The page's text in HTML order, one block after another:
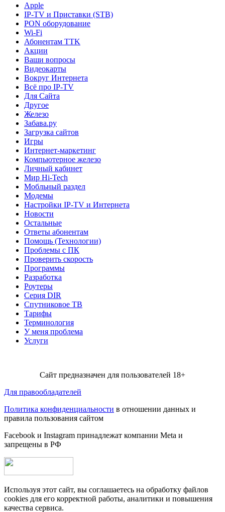
Apple
IP-TV и Приставки (STB)
PON оборудование
Wi-Fi
Абонентам TTK
Акции
Ваши вопросы
Видеокарты
Вокруг Интернета
Всё про IP-TV
Для Сайта
Другое
Железо
Забава.ру
Загрузка сайтов
Игры
Интернет-маркетинг
Компьютерное железо
Личный кабинет
Мир Hi-Tech
Мобльный раздел
Модемы
Настройки IP-TV и Интернета
Новости
Остальные
Ответы абонентам
Помощь (Технологии)
Проблемы с ПК
Проверить скорость
Программы
Разработка
Роутеры
Серия DIR
Спутниковое ТВ
Тарифы
Терминология
У меня проблема
Услуги
Сайт предназначен для пользователей 18+
Для правообладателей
Политика конфиденциальности в отношении данных и
правила пользования сайтом
Facebook и Instagram принадлежат компании Metа и
запрещены в РФ
Используя этот сайт, вы соглашаетесь на обработку файлов
cookies для его корректной работы, аналитики и повышения
качества сервиса.